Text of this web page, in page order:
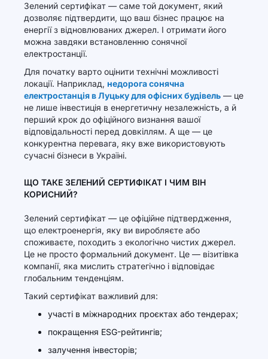
Зелений сертифікат — саме той документ, який
дозволяє підтвердити, що ваш бізнес працює на
енергії з відновлюваних джерел. І отримати його
можна завдяки встановленню сонячної
електростанції.
Для початку варто оцінити технічні можливості
локації. Наприклад, недорога сонячна
електростанція в Луцьку для офісних будівель — це
не лише інвестиція в енергетичну незалежність, а й
перший крок до офіційного визнання вашої
відповідальності перед довкіллям. А ще — це
конкурентна перевага, яку вже використовують
сучасні бізнеси в Україні.
ЩО ТАКЕ ЗЕЛЕНИЙ СЕРТИФІКАТ І ЧИМ ВІН
КОРИСНИЙ?
Зелений сертифікат — це офіційне підтвердження,
що електроенергія, яку ви виробляєте або
споживаєте, походить з екологічно чистих джерел.
Це не просто формальний документ. Це — візитівка
компанії, яка мислить стратегічно і відповідає
глобальним тенденціям.
Такий сертифікат важливий для:
участі в міжнародних проєктах або тендерах;
покращення ESG-рейтингів;
залучення інвесторів;